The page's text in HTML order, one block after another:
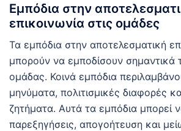
Εμπόδια στην
επικοινωνία στις ομάδες
Τα εμπόδια στην αποτελεσματική
μπορούν να εμποδίσουν σημαντικά
ομάδας. Κοινά εμπόδια
μηνύματα, πολιτισμικές διαφορές
ζητήματα. Αυτά τα εμπόδια μπορεί
παρεξηγήσεις, απογοήτευση και